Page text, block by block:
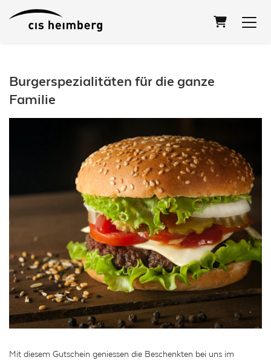
Warenkorb
Burgerspezialitäten für die ganze
Familie
Mit diesem Gutschein geniessen die Beschenkten bei uns im